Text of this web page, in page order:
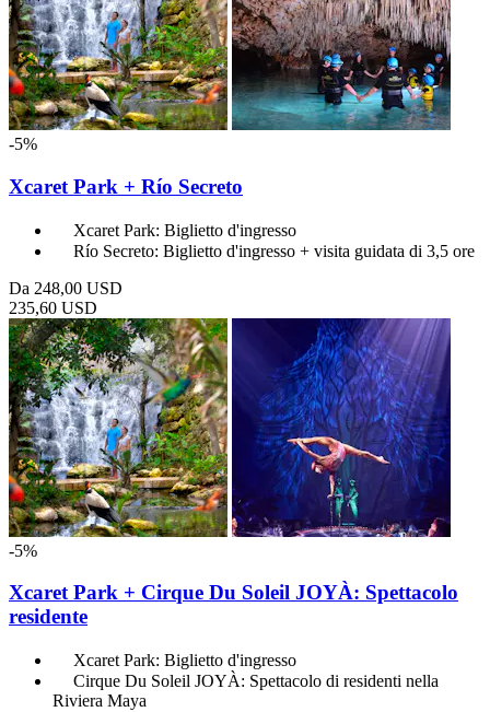
-5%
Xcaret Park + Río Secreto
Xcaret Park: Biglietto d'ingresso
Río Secreto: Biglietto d'ingresso + visita guidata di 3,5 ore
Da 248,00 USD
235,60 USD
-5%
Xcaret Park + Cirque Du Soleil JOYÀ: Spettacolo
residente
Xcaret Park: Biglietto d'ingresso
Cirque Du Soleil JOYÀ: Spettacolo di residenti nella
Riviera Maya